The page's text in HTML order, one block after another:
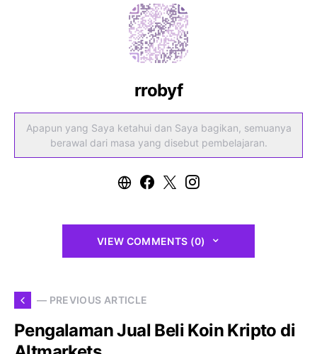
rrobyf
Apapun yang Saya ketahui dan Saya bagikan, semuanya
berawal dari masa yang disebut pembelajaran.
VIEW COMMENTS (0)
— PREVIOUS ARTICLE
Pengalaman Jual Beli Koin Kripto di